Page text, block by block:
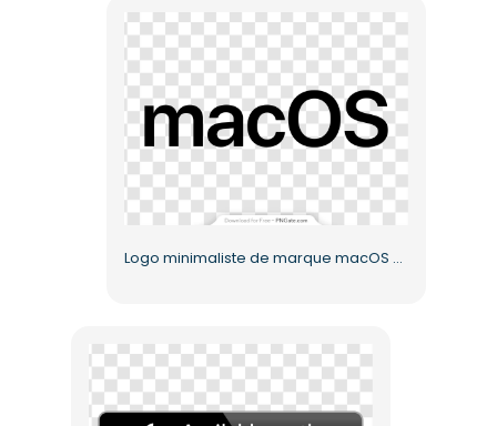
Logo minimaliste de marque macOS Black Silhouette PNG gratuit